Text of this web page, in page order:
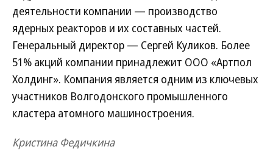
деятельности компании — производство
ядерных реакторов и их составных частей.
Генеральный директор — Сергей Куликов. Более
51% акций компании принадлежит ООО «Артпол
Холдинг». Компания является одним из ключевых
участников Волгодонского промышленного
кластера атомного машиностроения.
Кристина Федичкина